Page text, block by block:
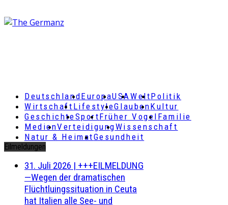
DeutschlandEuropaUSAWeltPolitik
Wirtschaft LifestyleGlaubenKultur
GeschichteSportFrüher Vogel Familie
MedienVerteidigungWissenschaft
Natur & HeimatGesundheit
Eilmeldungen
31. Juli 2026 | +++EILMELDUNG
—Wegen der dramatischen
Flüchtluingssituation in Ceuta
hat Italien alle See- und